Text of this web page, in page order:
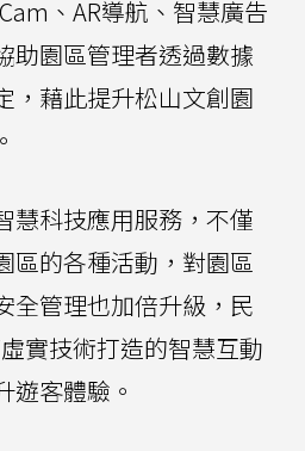
、AR導航、智慧廣告
助園區管理者透過數據
，藉此提升松山文創園
慧科技應用服務，不僅
區的各種活動，對園區
全管理也加倍升級，民
實技術打造的智慧互動
遊客體驗。